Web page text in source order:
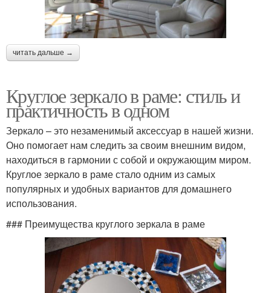
читать дальше →
Круглое зеркало в раме: стиль и
практичность в одном
Зеркало – это незаменимый аксессуар в нашей жизни.
Оно помогает нам следить за своим внешним видом,
находиться в гармонии с собой и окружающим миром.
Круглое зеркало в раме стало одним из самых
популярных и удобных вариантов для домашнего
использования.
### Преимущества круглого зеркала в раме